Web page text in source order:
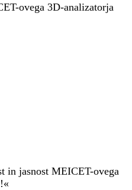
ovega 3D-analizatorja
in jasnost MEICET-ovega